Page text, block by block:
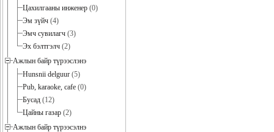
Цахилгааны инженер (0)
Эм зүйч (4)
Эмч сувилагч (3)
Эх бэлтгэлч (2)
Ажлын байр түрээслэнэ
Hunsnii delguur (5)
Pub, karaoke, cafe (0)
Бусад (12)
Цайны газар (2)
Ажлын байр түрээсэлнэ